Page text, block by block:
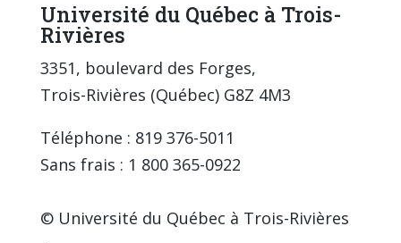
Université du Québec à Trois-
Rivières
3351, boulevard des Forges,
Trois-Rivières (Québec) G8Z 4M3
Téléphone : 819 376-5011
Sans frais : 1 800 365-0922
© Université du Québec à Trois-Rivières